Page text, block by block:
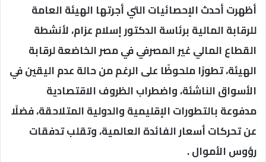
أظهرت أحدث الإحصائيات التي أجرتها الهيئة العامة
للرقابة المالية برئاسة الدكتور إسلام عزام، لأنشطة
القطاع المالي غير المصرفي في مصر الخاضعة لرقابة
الهيئة، تطورًا ملحوظًا على الرغم من حالة عدم اليقين في
الأسواق الناشئة، واضطراب الظروف الاقتصادية
مدفوعة بالتطورات الإقليمية والدولية المتلاحقة، فضلًا
عن تحركات أسعار الفائدة العالمية، وتقلب تدفقات
رؤوس الأموال .